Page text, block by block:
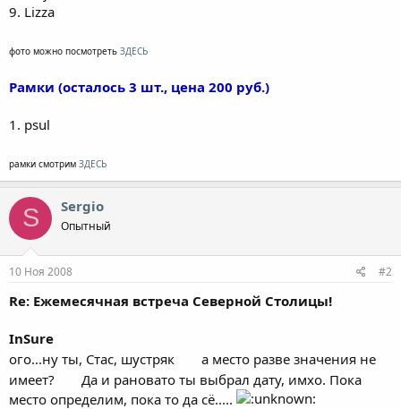
9. Lizza
фото можно посмотреть ЗДЕСЬ
Рамки (осталось 3 шт., цена 200 руб.)
1. psul
рамки смотрим ЗДЕСЬ
S Sergio
Опытный
10 Ноя 2008 #2
Re: Ежемесячная встреча Северной Столицы!
InSure
ого...ну ты, Стас, шустряк
а место разве значения не
имеет?
Да и рановато ты выбрал дату, имхо. Пока
место определим, пока то да сё.....